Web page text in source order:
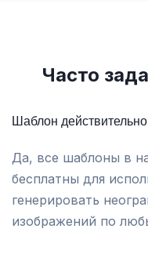
Часто
Шаблон
Да, все шаблоны в
бесплатны для
генерировать
изображений по